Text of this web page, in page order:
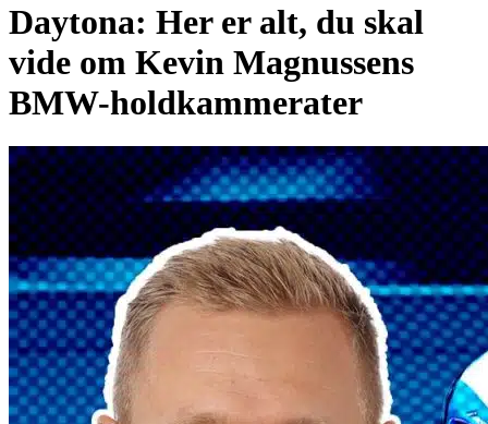
Daytona: Her er alt, du skal
vide om Kevin Magnussens
BMW-holdkammerater